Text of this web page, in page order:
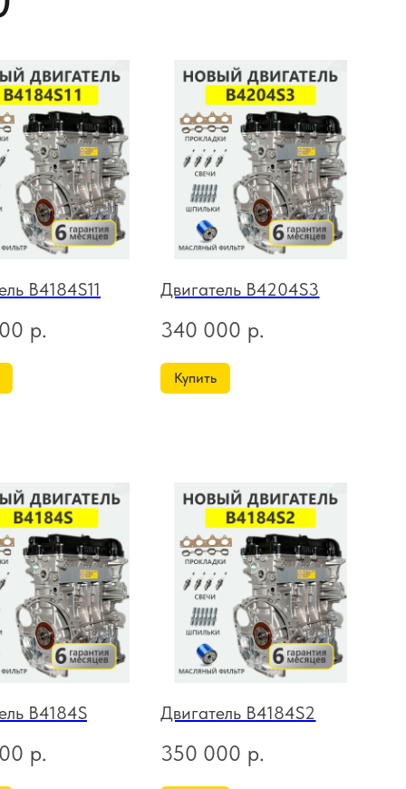
B4184S11
р.
Двигатель B4204S3
340 000 р.
Купить
B4184S
р.
Двигатель B4184S2
350 000 р.